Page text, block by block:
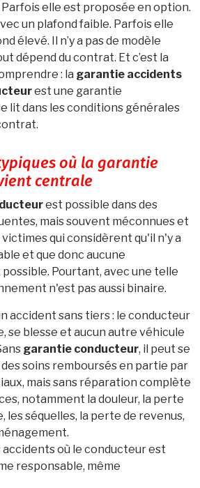
elle est proposée en option.
un plafond faible. Parfois elle
élevé. Il n’y a pas de modèle
dépend du contrat. Et c’est la
: la garantie accidents
est une garantie
lit dans les conditions générales
où la garantie
centrale
est possible dans des
mais souvent méconnues et
qui considèrent qu'il n'y a
et que donc aucune
Pourtant, avec une telle
n'est pas aussi binaire.
accident sans tiers : le conducteur
se blesse et aucun autre véhicule
garantie conducteur, il peut se
soins remboursés en partie par
mais sans réparation complète
notamment la douleur, la perte
les séquelles, la perte de revenus,
accidents où le conducteur est
responsable, même